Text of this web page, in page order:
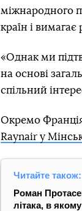
міжнародного
країн і
«Однак ми
на основі
спільний
Окремо
Raynair у
Читайте також:
Роман
літака, в якому